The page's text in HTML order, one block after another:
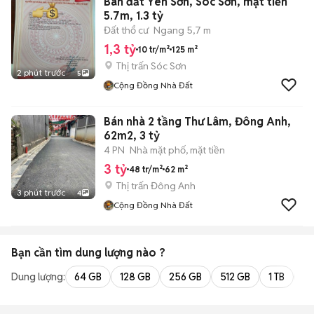
2 phút trước 5
5.7m, 1.3 tỷ
Đất thổ cư Ngang 5,7 m
1,3 tỷ 10 tr/m² 125 m²
Thị trấn Sóc Sơn
Cộng Đồng Nhà Đất
3 phút trước 4
Bán nhà 2 tầng Thư Lâm, Đông Anh,
62m2, 3 tỷ
4 PN Nhà mặt phố, mặt tiền
3 tỷ 48 tr/m² 62 m²
Thị trấn Đông Anh
Cộng Đồng Nhà Đất
Bạn cần tìm dung lượng nào ?
Dung lượng: 64 GB 128 GB 256 GB 512 GB 1 TB